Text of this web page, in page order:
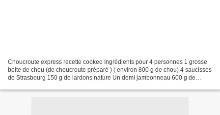
Choucroute express recette cookeo Ingrédients pour 4 personnes 1 grosse
boite de chou (de choucroute préparé ) ( environ 800 g de chou) 4 saucisses
de Strasbourg 150 g de lardons nature Un demi jambonneau 600 g de